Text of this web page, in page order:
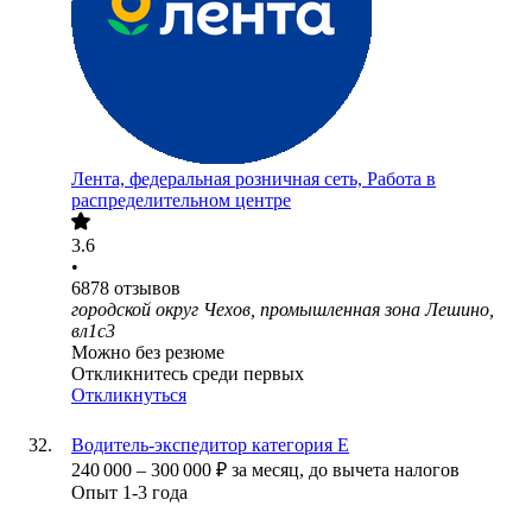
Лента, федеральная розничная сеть, Работа в
распределительном центре
3.6
•
6878 отзывов
городской округ Чехов, промышленная зона Лешино,
вл1с3
Можно без резюме
Откликнитесь среди первых
Откликнуться
Водитель-экспедитор категория Е
240 000 – 300 000 ₽ за месяц, до вычета налогов
Опыт 1-3 года